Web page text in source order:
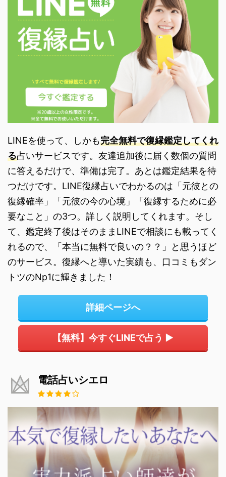
LINEを使って、しかも完全無料で復縁鑑定してくれ
る占いサービスです。友達追加後に届く数個の質問
に答えるだけで、準備は完了。あとは鑑定結果を待
つだけです。LINE復縁占いでわかるのは「元彼との
復縁確率」「元彼の今の心境」「復縁するために必
要なこと」の3つ。詳しく説明してくれます。そし
て、鑑定終了後はそのままLINEで相談にも載ってく
れるので、「本当に無料で良いの？？」と思うほど
のサービス。復縁へと導いた実績も、口コミもダン
トツのNp1に輝きました！
詳細ページへ
【無料】今すぐLINEで占う ▶
電話占いシエロ